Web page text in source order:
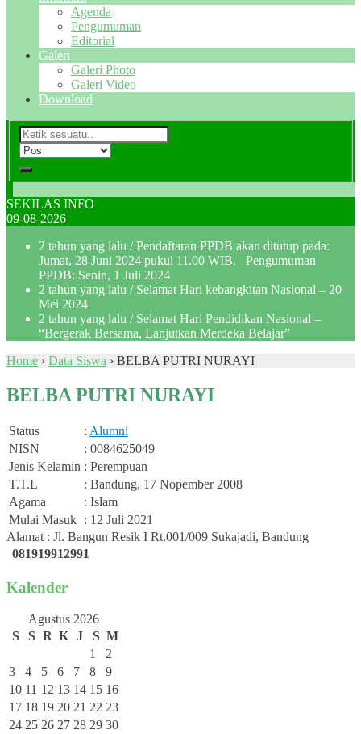
Agenda
Pengumuman
Editorial
Galeri
Galeri Photo
Galeri Video
Download
SEKILAS INFO
09-08-2026
2 tahun yang lalu / Pendaftaran PPDB akan ditutup pada:
Jumat, 28 Juni 2024 pukul 11.00 WIB. Pengumuman
PPDB: Senin, 1 Juli 2024
2 tahun yang lalu / Selamat Hari kebangkitan Nasional – 20
Mei 2024
2 tahun yang lalu / Selamat Hari Pendidikan Nasional –
“Bergerak Bersama, Lanjutkan Merdeka Belajar”
Home › Data Siswa › BELBA PUTRI NURAYI
BELBA PUTRI NURAYI
Status : Alumni
NISN
: 0084625049
Jenis Kelamin : Perempuan
T.T.L
: Bandung, 17 Nopember 2008
Agama
: Islam
Mulai Masuk : 12 Juli 2021
Alamat : Jl. Bangun Resik I Rt.001/009 Sukajadi, Bandung
081919912991
Kalender
Agustus 2026
S
S R K J S M
1
2
3
4 5 6 7 8
9
10 11 12 13 14 15 16
17 18 19 20 21 22 23
24 25 26 27 28 29 30